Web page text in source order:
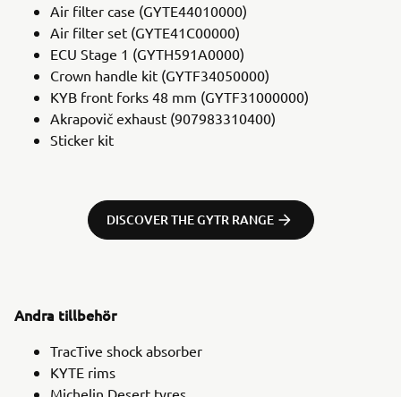
Air filter case (GYTE44010000)
Air filter set (GYTE41C00000)
ECU Stage 1 (GYTH591A0000)
Crown handle kit (GYTF34050000)
KYB front forks 48 mm (GYTF31000000)
Akrapovič exhaust (907983310400)
Sticker kit
DISCOVER THE GYTR RANGE
Andra tillbehör
TracTive shock absorber
KYTE rims
Michelin Desert tyres